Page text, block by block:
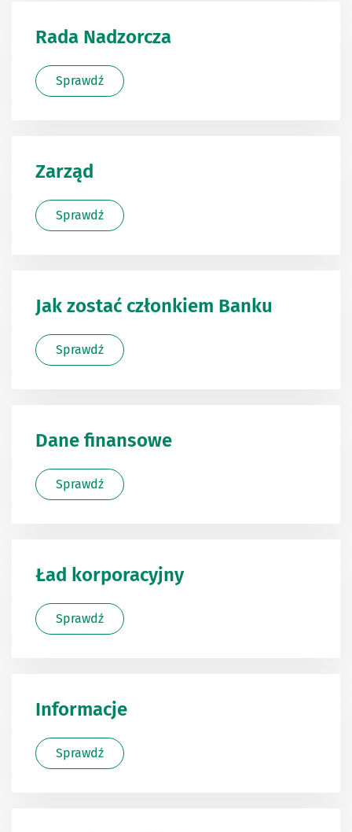
Rada Nadzorcza
Sprawdź
Zarząd
Sprawdź
Jak zostać członkiem Banku
Sprawdź
Dane finansowe
Sprawdź
Ład korporacyjny
Sprawdź
Informacje
Sprawdź